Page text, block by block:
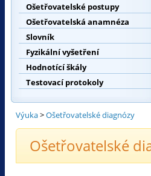
Ošetřovatelské postupy
Ošetřovatelská anamnéza
Slovník
Fyzikální vyšetření
Hodnotící škály
Testovací protokoly
Výuka>Ošetřovatelské diagnózy
Ošetřovatelské